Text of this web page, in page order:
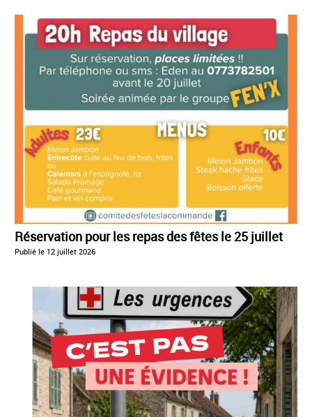
Réservation pour les repas des fêtes le 25 juillet
Publié le 12 juillet 2026